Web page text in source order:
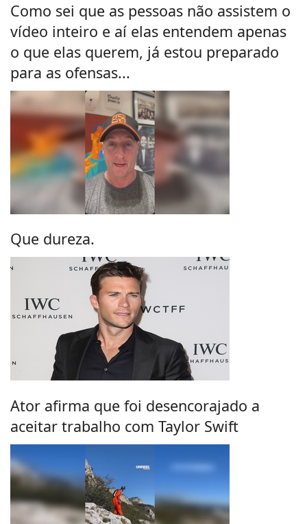
Como sei que as pessoas não assistem o
vídeo inteiro e aí elas entendem apenas
o que elas querem, já estou preparado
para as ofensas...
Que dureza.
Ator afirma que foi desencorajado a
aceitar trabalho com Taylor Swift